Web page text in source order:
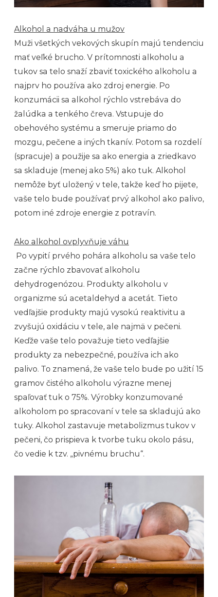
Alkohol a nadváha u mužov
Muži všetkých vekových skupín majú tendenciu
mať veľké brucho. V prítomnosti alkoholu a
tukov sa telo snaží zbaviť toxického alkoholu a
najprv ho používa ako zdroj energie. Po
konzumácii sa alkohol rýchlo vstrebáva do
žalúdka a tenkého čreva. Vstupuje do
obehového systému a smeruje priamo do
mozgu, pečene a iných tkanív. Potom sa rozdelí
(spracuje) a použije sa ako energia a zriedkavo
sa skladuje (menej ako 5%) ako tuk. Alkohol
nemôže byť uložený v tele, takže keď ho pijete,
vaše telo bude používať prvý alkohol ako palivo,
potom iné zdroje energie z potravín.
Ako alkohol ovplyvňuje váhu
Po vypití prvého pohára alkoholu sa vaše telo
začne rýchlo zbavovať alkoholu
dehydrogenózou. Produkty alkoholu v
organizme sú acetaldehyd a acetát. Tieto
vedľajšie produkty majú vysokú reaktivitu a
zvyšujú oxidáciu v tele, ale najmä v pečeni.
Keďže vaše telo považuje tieto vedľajšie
produkty za nebezpečné, používa ich ako
palivo. To znamená, že vaše telo bude po užití 15
gramov čistého alkoholu výrazne menej
spaľovať tuk o 75%. Výrobky konzumované
alkoholom po spracovaní v tele sa skladujú ako
tuky. Alkohol zastavuje metabolizmus tukov v
pečeni, čo prispieva k tvorbe tuku okolo pásu,
čo vedie k tzv. „pivnému bruchu“.